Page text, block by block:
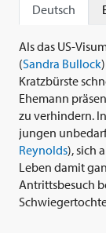
Deutsch
Als das US-
(Sandra Bullock
Kratzbürste
Ehemann
zu verhindern.
jungen
Reynolds), sich
Leben damit
Antrittsbesuch